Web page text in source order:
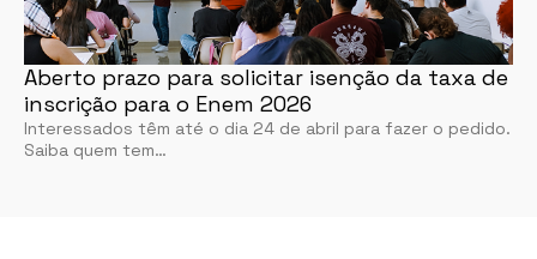
Aberto prazo para solicitar isenção da taxa de
inscrição para o Enem 2026
Interessados têm até o dia 24 de abril para fazer o pedido.
Saiba quem tem…